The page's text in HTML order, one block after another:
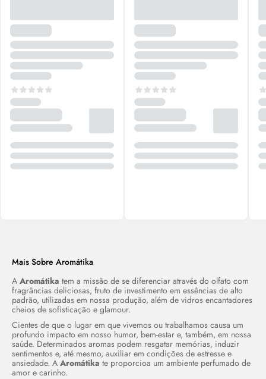
Mais Sobre Aromátika
AAromátikatem a missão de se diferenciar através do olfato com
fragrâncias deliciosas, fruto de investimento em essências de alto
padrão, utilizadas em nossa produção, além de vidros encantadores
cheios de sofisticação e glamour.
Cientes de que o lugar em que vivemos ou trabalhamos causa um
profundo impacto em nosso humor, bem-estar e, também, em nossa
saúde. Determinados aromas podem resgatar memórias, induzir
sentimentos e, até mesmo, auxiliar em condições de estresse e
ansiedade. AAromátikate proporcioa um ambiente perfumado de
amor e carinho.